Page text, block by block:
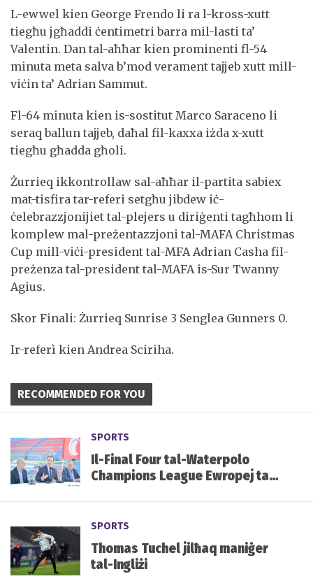
L-ewwel kien George Frendo li ra l-kross-xutt
tiegħu jgħaddi ċentimetri barra mil-lasti ta’
Valentin. Dan tal-aħħar kien prominenti fl-54
minuta meta salva b’mod verament tajjeb xutt mill-
viċin ta’ Adrian Sammut.
Fl-64 minuta kien is-sostitut Marco Saraceno li
seraq ballun tajjeb, daħal fil-kaxxa iżda x-xutt
tiegħu għadda għoli.
Żurrieq ikkontrollaw sal-aħħar il-partita sabiex
mat-tisfira tar-referi setgħu jibdew iċ-
ċelebrazzjonijiet tal-plejers u diriġenti tagħhom li
komplew mal-preżentazzjoni tal-MAFA Christmas
Cup mill-viċi-president tal-MFA Adrian Casha fil-
preżenza tal-president tal-MAFA is-Sur Twanny
Agius.
Skor Finali: Żurrieq Sunrise 3 Senglea Gunners 0.
Ir-referì kien Andrea Sciriha.
RECOMMENDED FOR YOU
SPORTS
Il-Final Four tal-Waterpolo
Champions League Ewropej tal-
SPORTS
Thomas Tuchel jilħaq maniġer
tal-Ingliżi